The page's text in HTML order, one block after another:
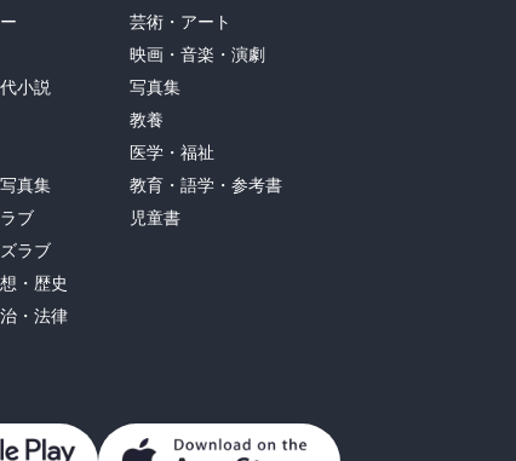
小説
真集
ブ
ラブ
・歴史
・法律
芸術・アート
映画・音楽・演劇
写真集
教養
医学・福祉
教育・語学・参考書
児童書